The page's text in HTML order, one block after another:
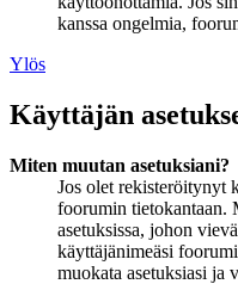
kanssa ongelmia,
Ylös
Käyttäjän
Miten muutan asetuksiani?
Jos olet rekisteröitynyt
foorumin tietokantaan.
asetuksissa, johon
käyttäjänimeäsi
muokata asetuksiasi ja